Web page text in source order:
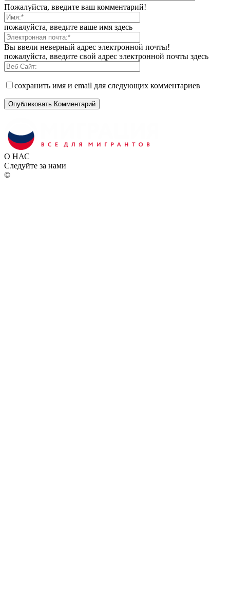
Пожалуйста, введите ваш комментарий!
пожалуйста, введите ваше имя здесь
Вы ввели неверный адрес электронной почты!
пожалуйста, введите свой адрес электронной почты здесь
сохранить имя и email для следующих комментариев
О НАС
Следуйте за нами
©